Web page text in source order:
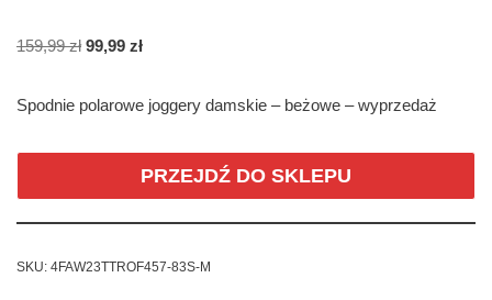
159,99zł 99,99 zł
Spodnie polarowe joggery damskie – beżowe – wyprzedaż
PRZEJDŹ DO SKLEPU
SKU: 4FAW23TTROF457-83S-M